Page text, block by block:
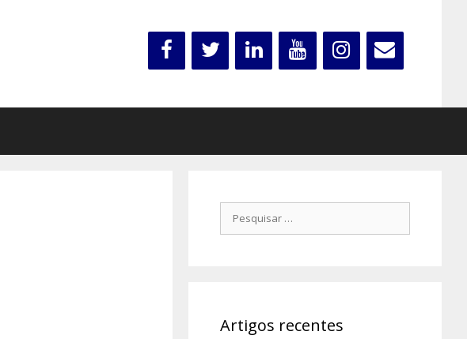
Pesquisar
por:
Artigos recentes